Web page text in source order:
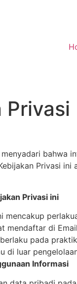
Privasi
bahwa
Privasi
Privasi ini
mencakup
mendaftar di
pada
di luar
Informasi